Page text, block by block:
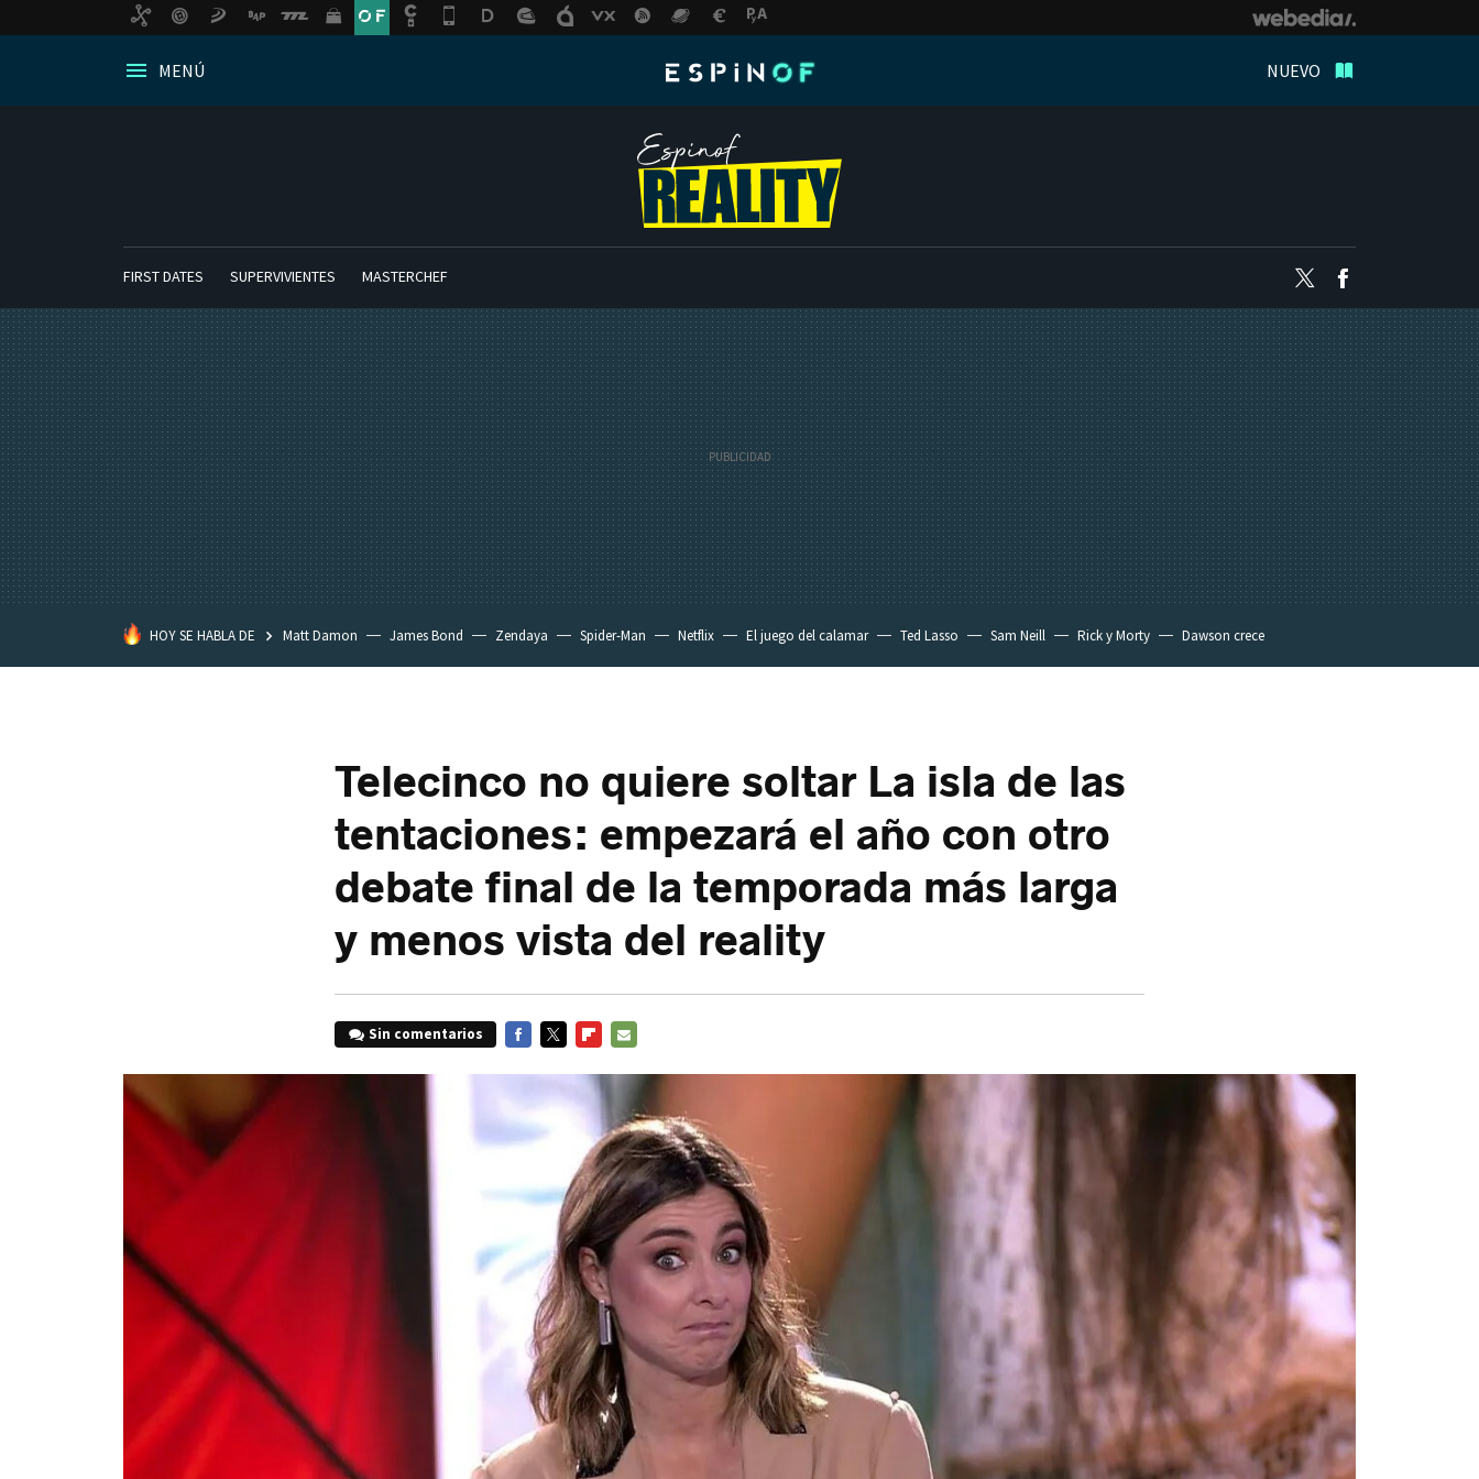
MENÚ NUEVO
FIRST DATES SUPERVIVIENTES MASTERCHEF Twitter
HOY SE HABLA DE Matt Damon James Bond Zendaya Spider-Man Netflix El juego del calamar Ted Lasso Sam Neill Rick y Morty Dawson crece
Telecinco no quiere soltar La isla de las
tentaciones: empezará el año con otro
debate final de la temporada más larga
y menos vista del reality
Sin comentarios